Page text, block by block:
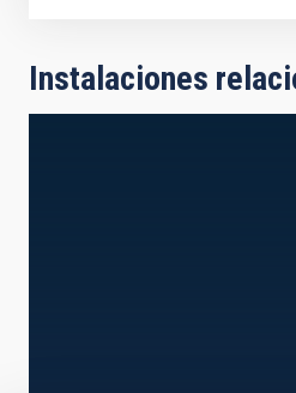
Instalaciones